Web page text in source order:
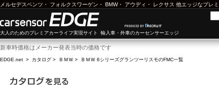
メルセデスベンツ ・ フォルクスワーゲン ・ BMW・ アウディ ・ レクサス 他エッジなプレ
大人のためのプレミアカーライフ実現サイト 輸入車・外車のカーセンサーエッジ
新車時価格はメーカー発表当時の価格です
EDGE.net > カタログ > ＢＭＷ > ＢＭＷ 6シリーズグランツーリスモのFMC一覧